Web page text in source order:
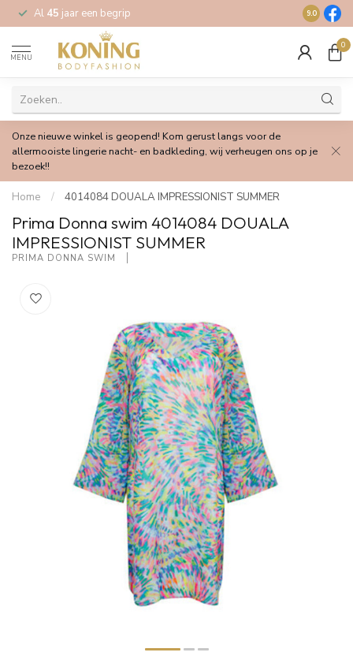
Al 45 jaar een begrip Gratis
9.0
MENU
0
Onze nieuwe winkel is geopend! Kom gerust langs voor de
allermooiste lingerie nacht- en badkleding, wij verheugen ons op je
bezoek!!
Home / 4014084 DOUALA IMPRESSIONIST SUMMER
Prima Donna swim 4014084 DOUALA
IMPRESSIONIST SUMMER
PRIMA DONNA SWIM